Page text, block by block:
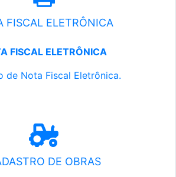
FISCAL ELETRÔNICA
FISCAL ELETRÔNICA
de Nota Fiscal Eletrônica.
DE OBRAS